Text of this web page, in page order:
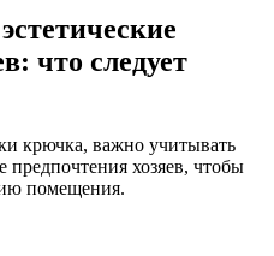
что следует
крючка, важно учитывать
предпочтения хозяев, чтобы
помещения.